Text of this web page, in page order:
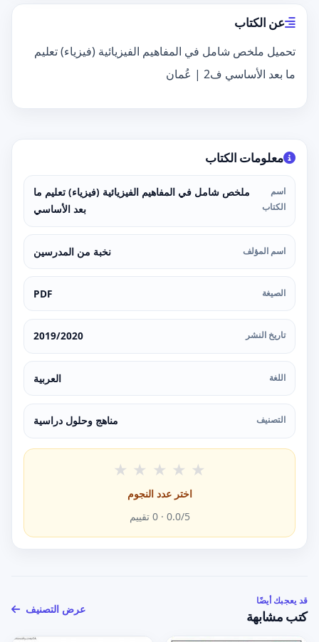
عن الكتاب
تحميل ملخص شامل في المفاهيم الفيزيائية (فيزياء) تعليم
ما بعد الأساسي ف2 | عُمان
معلومات الكتاب
اسم
الكتاب
ملخص شامل في المفاهيم الفيزيائية (فيزياء) تعليم ما
بعد الأساسي
اسم المؤلف نخبة من المدرسين
الصيغة PDF
تاريخ النشر 2019/2020
اللغة العربية
التصنيف مناهج وحلول دراسية
★ ★ ★ ★ ★
اختر عدد النجوم
0.0/5 ·
0 تقييم
قد يعجبك أيضًا
كتب مشابهة
عرض التصنيف